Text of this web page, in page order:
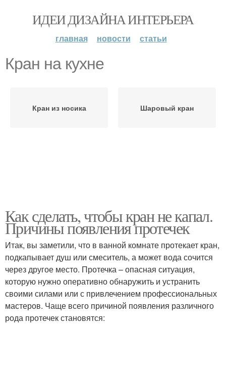
ИДЕИ ДИЗАЙНА ИНТЕРЬЕРА
главная новости статьи
Кран на кухне
Кран из носика Шаровый кран
Как сделать, чтобы кран не капал.
Причины появления протечек
Итак, вы заметили, что в ванной комнате протекает кран,
подкапывает душ или смеситель, а может вода сочится
через другое место. Протечка – опасная ситуация,
которую нужно оперативно обнаружить и устранить
своими силами или с привлечением профессиональных
мастеров. Чаще всего причиной появления различного
рода протечек становятся: